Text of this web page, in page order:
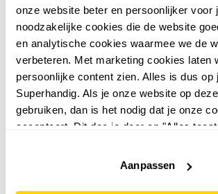
onze website beter en persoonlijker voor
noodzakelijke cookies die de website
en analytische cookies waarmee we de
verbeteren. Met marketing cookies laten
persoonlijke content zien. Alles is dus op
Superhandig. Als je onze website op
gebruiken, dan is het nodig dat je onze
accepteert. Dit doe je door op "Alles
website niet optimaal functioneert.
Aanpassen